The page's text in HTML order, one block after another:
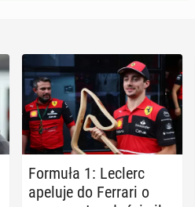
Formuła 1: Leclerc
apeluje do Ferrari o